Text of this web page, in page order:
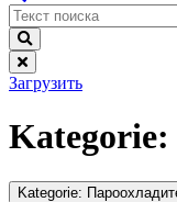
Загрузить
Kategorie:
Kategorie: